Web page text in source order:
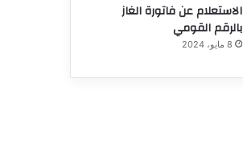
الاستعلام عن فاتورة الغاز
بالرقم القومي
8 مايو، 2024